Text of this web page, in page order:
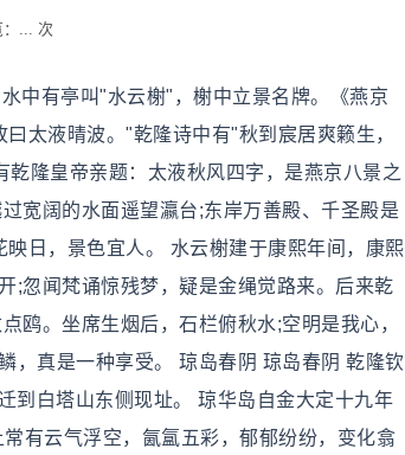
... 次
中有亭叫"水云榭"，榭中立景名牌。《燕京
太液晴波。"乾隆诗中有"秋到宸居爽籁生，
隆皇帝亲题：太液秋风四字，是燕京八景之
宽阔的水面遥望瀛台;东岸万善殿、千圣殿是
日，景色宜人。 水云榭建于康熙年间，康熙
;忽闻梵诵惊残梦，疑是金绳觉路来。后来乾
鸥。坐席生烟后，石栏俯秋水;空明是我心，
，真是一种享受。 琼岛春阴 琼岛春阴 乾隆钦
到白塔山东侧现址。 琼华岛自金大定十九年
有云气浮空，氤氲五彩，郁郁纷纷，变化翕